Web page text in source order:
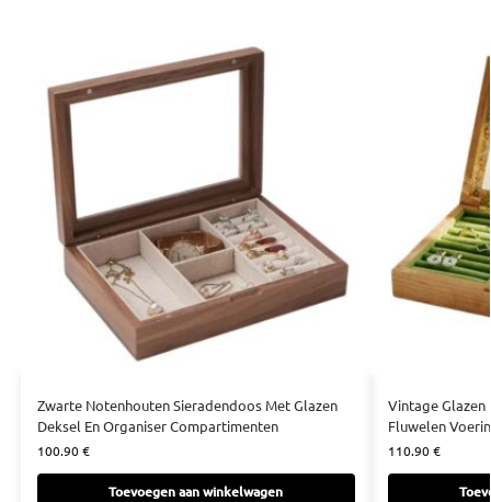
Zwarte Notenhouten Sieradendoos Met Glazen
Deksel En Organiser Compartimenten
100.90€
Toevoegen aan winkelwagen
Vintage Glazen
Fluwelen
110.90€